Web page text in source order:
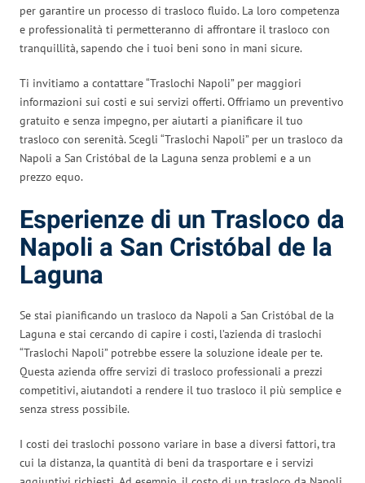
per garantire un processo di trasloco fluido. La loro competenza
e professionalità ti permetteranno di affrontare il trasloco con
tranquillità, sapendo che i tuoi beni sono in mani sicure.
Ti invitiamo a contattare “Traslochi Napoli” per maggiori
informazioni sui costi e sui servizi offerti. Offriamo un preventivo
gratuito e senza impegno, per aiutarti a pianificare il tuo
trasloco con serenità. Scegli “Traslochi Napoli” per un trasloco da
Napoli a San Cristóbal de la Laguna senza problemi e a un
prezzo equo.
Esperienze di un Trasloco da
Napoli a San Cristóbal de la
Laguna
Se stai pianificando un trasloco da Napoli a San Cristóbal de la
Laguna e stai cercando di capire i costi, l’azienda di traslochi
“Traslochi Napoli” potrebbe essere la soluzione ideale per te.
Questa azienda offre servizi di trasloco professionali a prezzi
competitivi, aiutandoti a rendere il tuo trasloco il più semplice e
senza stress possibile.
I costi dei traslochi possono variare in base a diversi fattori, tra
cui la distanza, la quantità di beni da trasportare e i servizi